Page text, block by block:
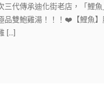
三代傳承迪化街老店，「鯉魚
品雙鮑雞湯！！！❤️【鯉魚】
[…]